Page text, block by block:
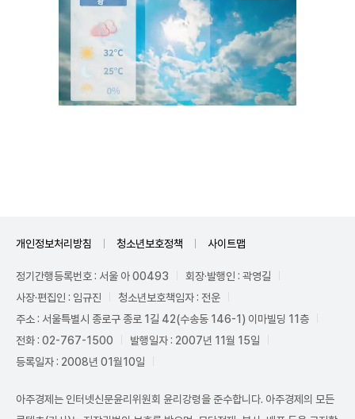
개인정보처리방침 청소년보호정책 사이트맵
정기간행등록번호 : 서울 아 00493
회장·발행인 : 곽영길
사장·편집인 : 임규진
청소년보호책임자 : 전운
주소 : 서울특별시 종로구 종로 1길 42(수송동 146-1) 이마빌딩 11층
전화 : 02-767-1500
발행일자 : 2007년 11월 15일
등록일자 : 2008년 01월10일
아주경제는 인터넷신문윤리위원회 윤리강령을 준수합니다. 아주경제의 모든